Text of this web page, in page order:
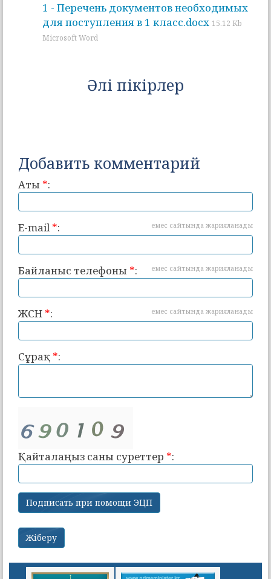
1 - Перечень документов необходимых
для поступления в 1 класс.docx 15.12 Kb
Microsoft Word
Әлі пікірлер
Добавить комментарий
Аты *:
E-mail*: емес сайтында жарияланады
Байланыс телефоны *: емес сайтында жарияланады
ЖСН *: емес сайтында жарияланады
Сұрақ *:
Қайталаңыз саны суреттер *: